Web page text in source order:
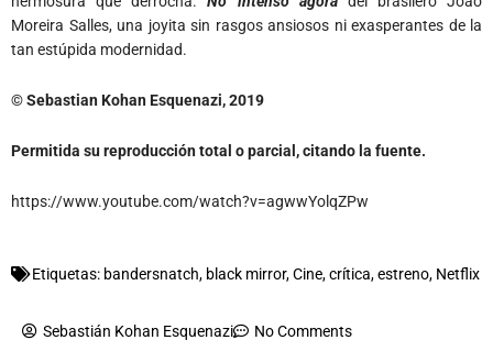
Moreira Salles, una joyita sin rasgos ansiosos ni exasperantes de la
tan estúpida modernidad.
© Sebastian Kohan Esquenazi, 2019
Permitida su reproducción total o parcial, citando la fuente.
https://www.youtube.com/watch?v=agwwYolqZPw
Etiquetas: bandersnatch, black mirror,Cine,crítica,estreno, Netflix
Sebastián Kohan Esquenazi No Comments